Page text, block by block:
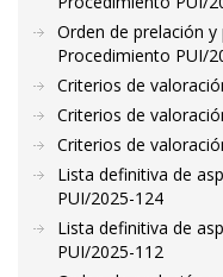
Orden de prelación
Procedimiento PUI/
Criterios de
Criterios de
Criterios de
Lista definitiva de
PUI/2025-124
Lista definitiva de
PUI/2025-112